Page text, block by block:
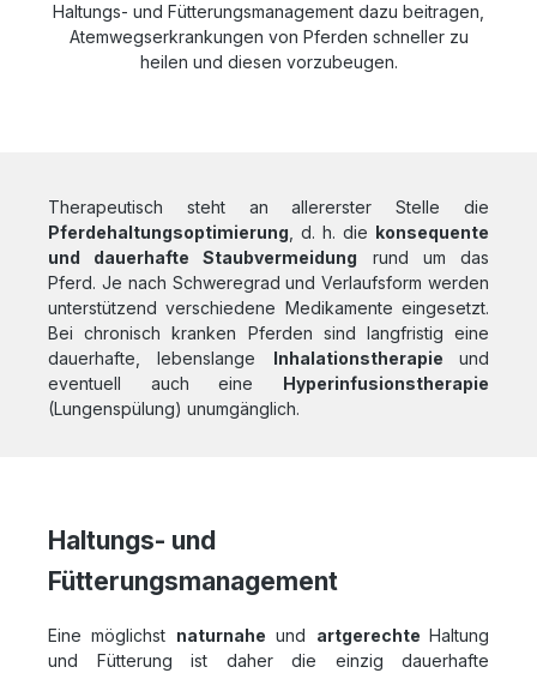
Haltungs- und Fütterungsmanagement dazu beitragen,
Atemwegserkrankungen von Pferden schneller zu
heilen und diesen vorzubeugen.
Therapeutisch steht an allererster Stelle die
Pferdehaltungsoptimierung , d. h. die konsequente
und dauerhafte Staubvermeidung rund um das
Pferd. Je nach Schweregrad und Verlaufsform werden
unterstützend verschiedene Medikamente eingesetzt.
Bei chronisch kranken Pferden sind langfristig eine
dauerhafte, lebenslange Inhalationstherapieund
eventuell auch eine Hyperinfusionstherapie
(Lungenspülung) unumgänglich.
Haltungs- und
Fütterungsmanagement
Eine möglichst naturnahe und artgerechteHaltung
und Fütterung ist daher die einzig dauerhafte